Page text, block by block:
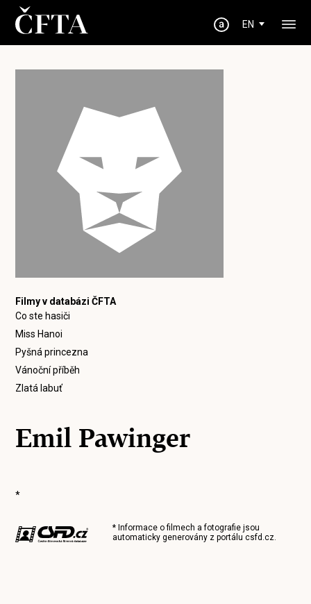
EN
Filmy v databázi ČFTA
Co ste hasiči
Miss Hanoi
Pyšná princezna
Vánoční příběh
Zlatá labuť
Emil Pawinger
*
* Informace o filmech a fotografie jsou
automaticky generovány z portálucsfd.cz.